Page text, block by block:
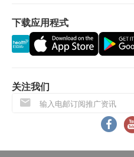
*所有疫苗都必须经过评估
亦会在场解答问题及提供
*疫苗注射均由注册医生/
服务隻适用于佐敦检验中
及六；下午2时至6时)。
下载应用程式
关注我们